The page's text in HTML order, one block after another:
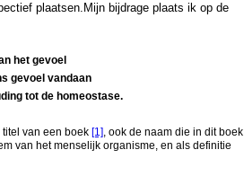
plaatsen.Mijn bijdrage plaats ik op de
het gevoel
gevoel vandaan
tot de homeostase.
van een boek [1], ook de naam die in dit boek
van het menselijk organisme, en als definitie